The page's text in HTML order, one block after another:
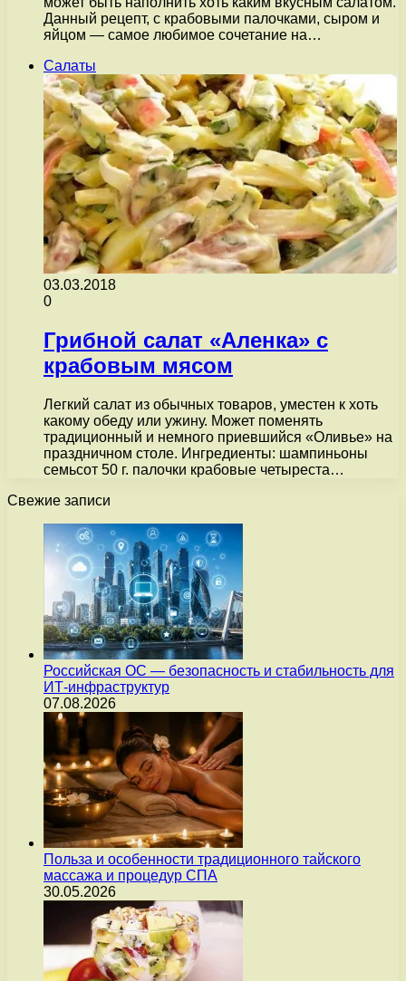
Данный рецепт, с крабовыми палочками, сыром и
яйцом — самое любимое сочетание на…
Салаты
03.03.2018
0
Грибной салат «Аленка» с
крабовым мясом
Легкий салат из обычных товаров, уместен к хоть
какому обеду или ужину. Может поменять
традиционный и немного приевшийся «Оливье» на
праздничном столе. Ингредиенты: шампиньоны
семьсот 50 г. палочки крабовые четыреста…
Свежие записи
Российская ОС — безопасность и стабильность для
ИТ-инфраструктур
07.08.2026
Польза и особенности традиционного тайского
массажа и процедур СПА
30.05.2026